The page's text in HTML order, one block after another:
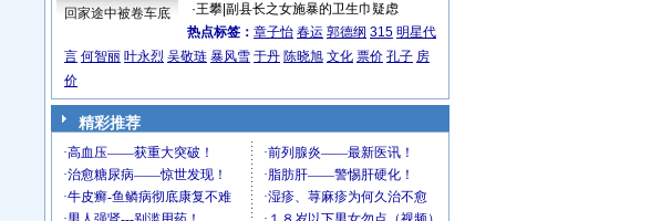
回家途中被卷车底
·王攀| 副县长之女施暴的卫生巾疑虑
热点标签： 章子怡 春运 郭德纲 315 明星代
言 何智丽 叶永烈 吴敬琏 暴风雪 于丹 陈晓旭 文化 票价 孔子 房
价
精彩推荐